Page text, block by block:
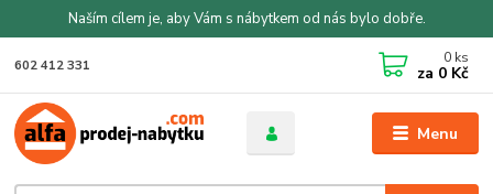
Naším cílem je, aby Vám s nábytkem od nás bylo dobře.
Menu
602 412 331 0 ks
za 0 Kč